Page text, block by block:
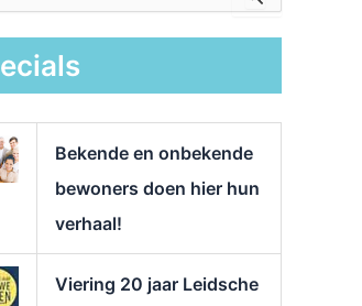
Bekende en onbekende
bewoners doen hier hun
verhaal!
Viering 20 jaar Leidsche